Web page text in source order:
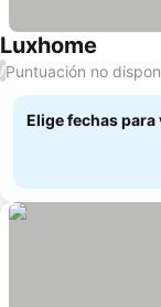
Luxhome
/Puntuación no
Elige fechas